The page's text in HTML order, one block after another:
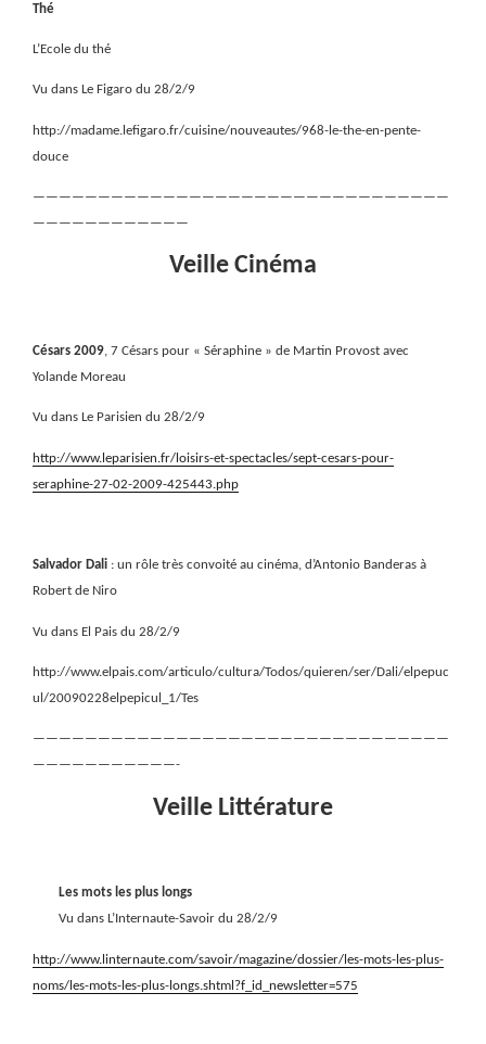
Thé
L’Ecole du thé
Vu dans Le Figaro du 28/2/9
http://madame.lefigaro.fr/cuisine/nouveautes/968-le-the-en-pente-
douce
————————————————————————————————
————————————
Veille Cinéma
Césars 2009, 7 Césars pour « Séraphine » de Martin Provost avec
Yolande Moreau
Vu dans Le Parisien du 28/2/9
http://www.leparisien.fr/loisirs-et-spectacles/sept-cesars-pour-
seraphine-27-02-2009-425443.php
Salvador Dali : un rôle très convoité au cinéma, d’Antonio Banderas à
Robert de Niro
Vu dans El Pais du 28/2/9
http://www.elpais.com/articulo/cultura/Todos/quieren/ser/Dali/elpepuc
ul/20090228elpepicul_1/Tes
————————————————————————————————
———————————-
Veille Littérature
Les mots les plus longs
Vu dans L’Internaute-Savoir du 28/2/9
http://www.linternaute.com/savoir/magazine/dossier/les-mots-les-plus-
noms/les-mots-les-plus-longs.shtml?f_id_newsletter=575